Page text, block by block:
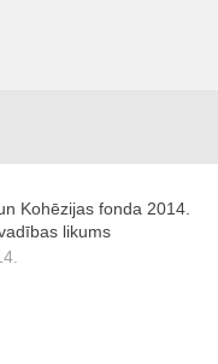
Kohēzijas fonda 2014.
likums